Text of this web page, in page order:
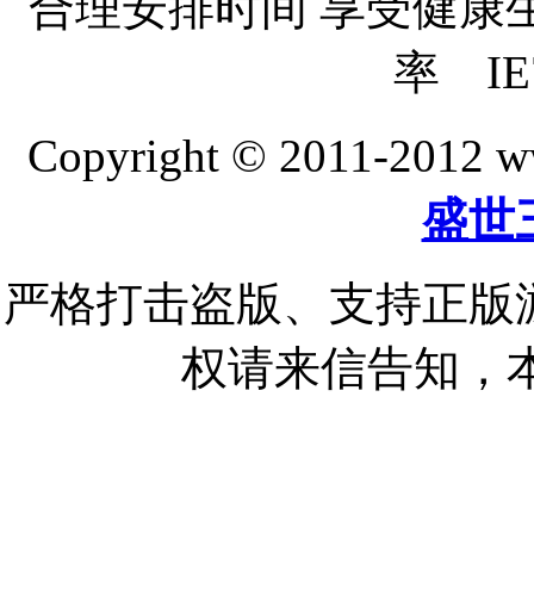
率
Copyright © 2011-2012
盛世
严格打击盗版、支持正
权请来信告知，